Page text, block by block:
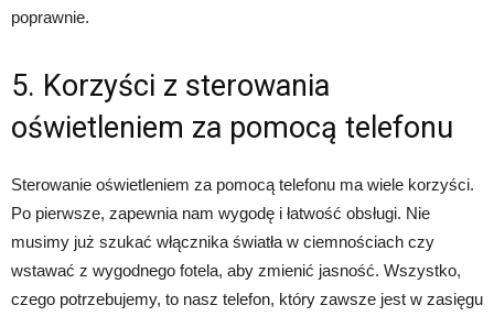
poprawnie.
5. Korzyści z sterowania
oświetleniem za pomocą telefonu
Sterowanie oświetleniem za pomocą telefonu ma wiele korzyści.
Po pierwsze, zapewnia nam wygodę i łatwość obsługi. Nie
musimy już szukać włącznika światła w ciemnościach czy
wstawać z wygodnego fotela, aby zmienić jasność. Wszystko,
czego potrzebujemy, to nasz telefon, który zawsze jest w zasięgu